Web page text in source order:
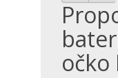
očko